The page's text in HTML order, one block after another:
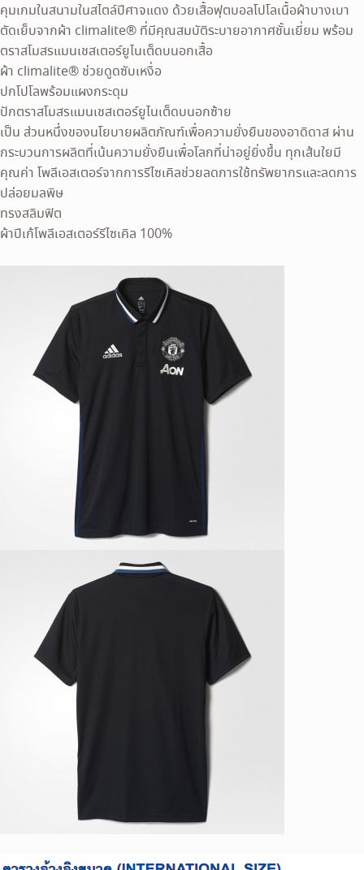
คุมเกมในสนามในสไตล์ปีศาจแดง ด้วยเสื้อฟุตบอลโปโลเนื้อผ้าบางเบา
ตัดเย็บจากผ้า climalite® ที่มีคุณสมบัติระบายอากาศชั้นเยี่ยม พร้อม
ตราสโมสรแมนเชสเตอร์ยูไนเต็ดบนอกเสื้อ
ผ้า climalite® ช่วยดูดซับเหงื่อ
ปกโปโลพร้อมแผงกระดุม
ปักตราสโมสรแมนเชสเตอร์ยูไนเต็ดบนอกซ้าย
เป็น ส่วนหนึ่งของนโยบายผลิตภัณฑ์เพื่อความยั่งยืนของอาดิดาส ผ่าน
กระบวนการผลิตที่เน้นความยั่งยืนเพื่อโลกที่น่าอยู่ยิ่งขึ้น ทุกเส้นใยมี
คุณค่า โพลีเอสเตอร์จากการรีไซเคิลช่วยลดการใช้ทรัพยากรและลดการ
ปล่อยมลพิษ
ทรงสลิมฟิต
ผ้าปีเก้โพลีเอสเตอร์รีไซเคิล 100%